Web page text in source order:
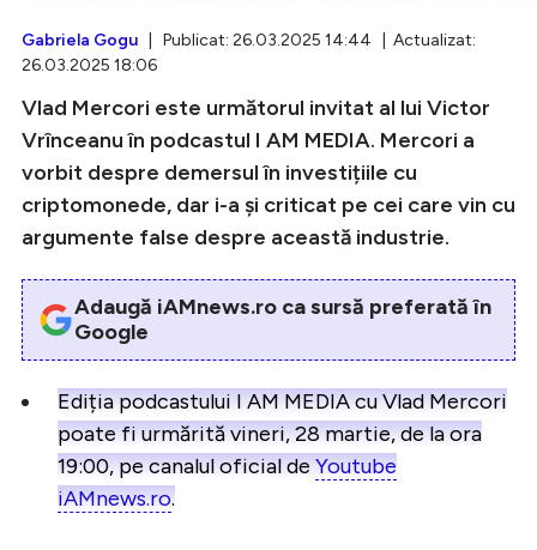
Gabriela Gogu | Publicat: 26.03.2025 14:44 | Actualizat:
26.03.2025 18:06
Vlad Mercori este următorul invitat al lui Victor
Vrînceanu în podcastul I AM MEDIA. Mercori a
vorbit despre demersul în investițiile cu
criptomonede, dar i-a și criticat pe cei care vin cu
argumente false despre această industrie.
Adaugă iAMnews.ro ca sursă preferată în
Google
Ediția podcastului I AM MEDIA cu Vlad Mercori
poate fi urmărită vineri, 28 martie, de la ora
19:00, pe canalul oficial deYoutube
iAMnews.ro.